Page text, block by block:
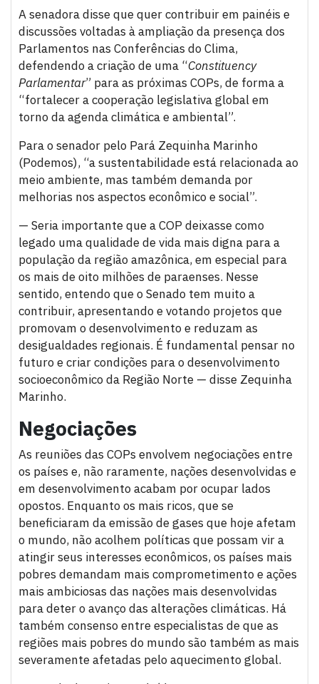
A senadora disse que quer contribuir em painéis e
discussões voltadas à ampliação da presença dos
Parlamentos nas Conferências do Clima,
defendendo a criação de uma “Constituency
Parlamentar” para as próximas COPs, de forma a
“fortalecer a cooperação legislativa global em
torno da agenda climática e ambiental”.
Para o senador pelo Pará Zequinha Marinho
(Podemos), “a sustentabilidade está relacionada ao
meio ambiente, mas também demanda por
melhorias nos aspectos econômico e social”.
— Seria importante que a COP deixasse como
legado uma qualidade de vida mais digna para a
população da região amazônica, em especial para
os mais de oito milhões de paraenses. Nesse
sentido, entendo que o Senado tem muito a
contribuir, apresentando e votando projetos que
promovam o desenvolvimento e reduzam as
desigualdades regionais. É fundamental pensar no
futuro e criar condições para o desenvolvimento
socioeconômico da Região Norte — disse Zequinha
Marinho.
Negociações
As reuniões das COPs envolvem negociações entre
os países e, não raramente, nações desenvolvidas e
em desenvolvimento acabam por ocupar lados
opostos. Enquanto os mais ricos, que se
beneficiaram da emissão de gases que hoje afetam
o mundo, não acolhem políticas que possam vir a
atingir seus interesses econômicos, os países mais
pobres demandam mais comprometimento e ações
mais ambiciosas das nações mais desenvolvidas
para deter o avanço das alterações climáticas. Há
também consenso entre especialistas de que as
regiões mais pobres do mundo são também as mais
severamente afetadas pelo aquecimento global.